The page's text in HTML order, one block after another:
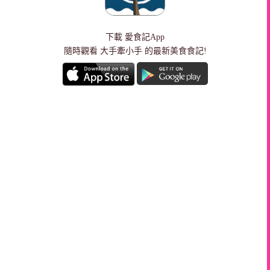
下載 愛食記App
隨時觀看 大手牽小手 的最新美食食記!